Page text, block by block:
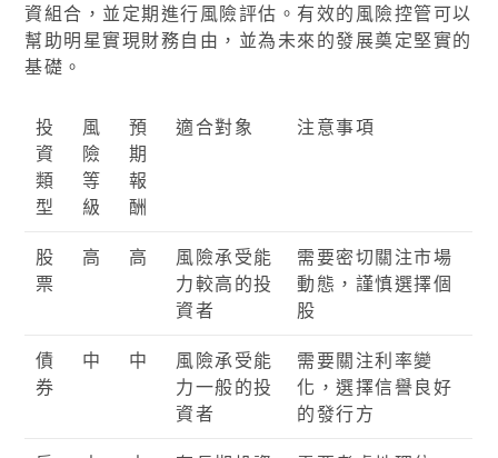
資組合，並定期進行風險評估。有效的風險控管可以
幫助明星實現財務自由，並為未來的發展奠定堅實的
基礎。
投
資
類
型
風
險
等
級
預
期
報
酬
適合對象 注意事項
股
票
高 高
風險承受能
力較高的投
資者
需要密切關注市場
動態，謹慎選擇個
股
債
券
中 中
風險承受能
力一般的投
資者
需要關注利率變
化，選擇信譽良好
的發行方